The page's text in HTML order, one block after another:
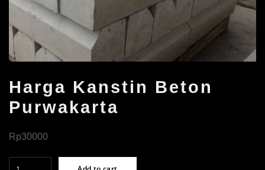
Harga Kanstin Beton
Purwakarta
Rp30000